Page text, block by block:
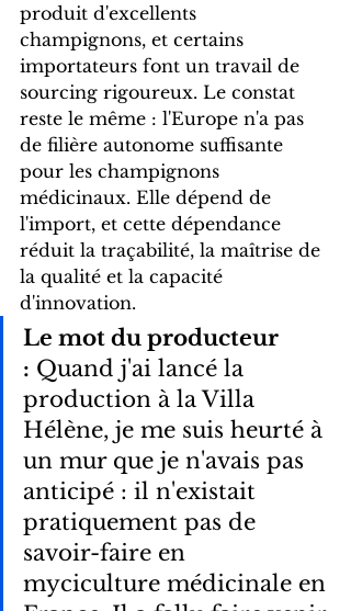
produit d'excellents
champignons, et certains
importateurs font un travail de
sourcing rigoureux. Le constat
reste le même : l'Europe n'a pas
de filière autonome suffisante
pour les champignons
médicinaux. Elle dépend de
l'import, et cette dépendance
réduit la traçabilité, la maîtrise de
la qualité et la capacité
d'innovation.
Le mot du producteur
: Quand j'ai lancé la
production à la Villa
Hélène, je me suis heurté à
un mur que je n'avais pas
anticipé : il n'existait
pratiquement pas de
savoir-faire en
myciculture médicinale en